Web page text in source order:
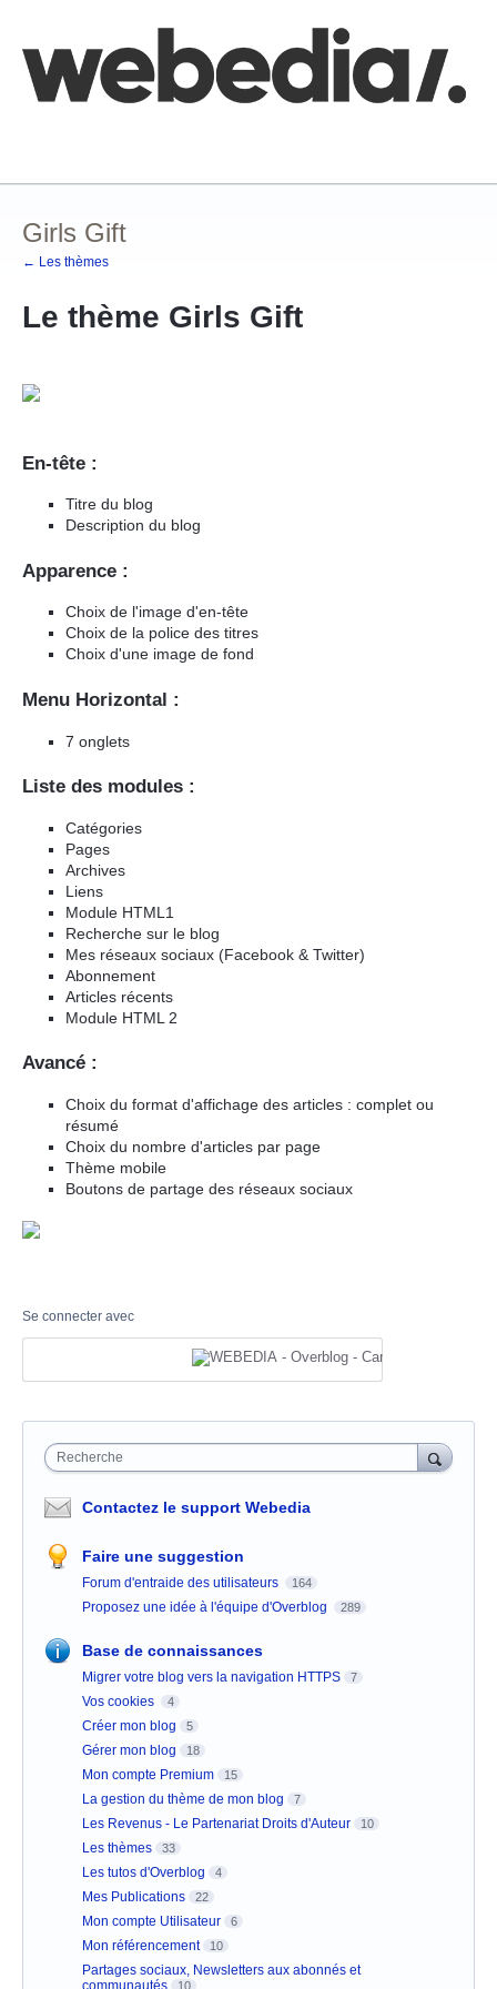
Girls Gift
← Les thèmes
Le thème Girls Gift
En-tête :
Titre du blog
Description du blog
Apparence :
Choix de l'image d'en-tête
Choix de la police des titres
Choix d'une image de fond
Menu Horizontal :
7 onglets
Liste des modules :
Catégories
Pages
Archives
Liens
Module HTML1
Recherche sur le blog
Mes réseaux sociaux (Facebook & Twitter)
Abonnement
Articles récents
Module HTML 2
Avancé :
Choix du format d'affichage des articles : complet ou
résumé
Choix du nombre d'articles par page
Thème mobile
Boutons de partage des réseaux sociaux
Se connecter avec
Recherche
Contactez le support Webedia
Faire une suggestion
Forum d'entraide des utilisateurs 164
Proposez une idée à l'équipe d'Overblog 289
Base de connaissances
Migrer votre blog vers la navigation HTTPS 7
Vos cookies 4
Créer mon blog 5
Gérer mon blog 18
Mon compte Premium 15
La gestion du thème de mon blog 7
Les Revenus - Le Partenariat Droits d'Auteur 10
Les thèmes 33
Les tutos d'Overblog 4
Mes Publications 22
Mon compte Utilisateur 6
Mon référencement 10
Partages sociaux, Newsletters aux abonnés et
communautés
10